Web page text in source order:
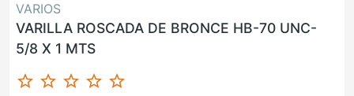
VARIOS
VARILLA ROSCADA DE BRONCE HB-70 UNC-
5/8 X 1 MTS
star_border star_border star_border star_border star_border